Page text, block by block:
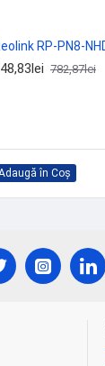
782,87lei
în Coş